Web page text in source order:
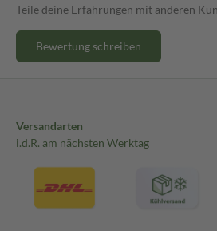
Teile deine Erfahrungen mit anderen
Bewertung schreiben
Versandarten
i.d.R. am nächsten Werktag